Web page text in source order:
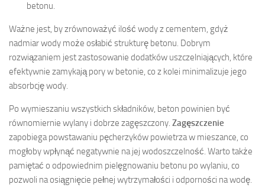
betonu.
Ważne jest, by zrównoważyć ilość wody z cementem, gdyż
nadmiar wody może osłabić strukturę betonu. Dobrym
rozwiązaniem jest zastosowanie dodatków uszczelniających, które
efektywnie zamykają pory w betonie, co z kolei minimalizuje jego
absorbcję wody.
Po wymieszaniu wszystkich składników, beton powinien być
równomiernie wylany i dobrze zagęszczony. Zagęszczenie
zapobiega powstawaniu pęcherzyków powietrza w mieszance, co
mogłoby wpłynąć negatywnie na jej wodoszczelność. Warto także
pamiętać o odpowiednim pielęgnowaniu betonu po wylaniu, co
pozwoli na osiągnięcie pełnej wytrzymałości i odporności na wodę.